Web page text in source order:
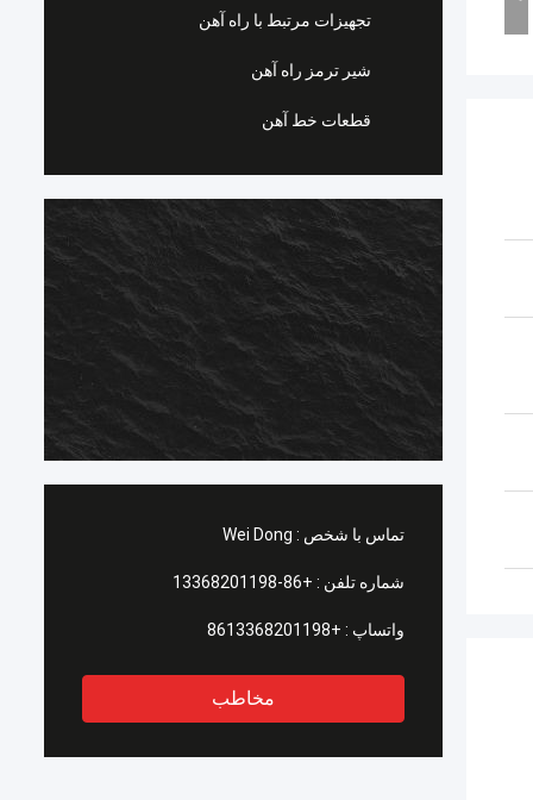
تجهیزات مرتبط با راه آهن
شیر ترمز راه آهن
قطعات خط آهن
تماس با شخص : Wei Dong
شماره تلفن : +86-13368201198
واتساپ : +8613368201198
مخاطب